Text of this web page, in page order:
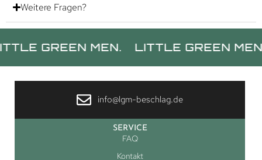
Weitere Fragen?
MEN. LITTLE GREEN MEN.
info@lgm-beschlag.de
SERVICE
FAQ
Kontakt